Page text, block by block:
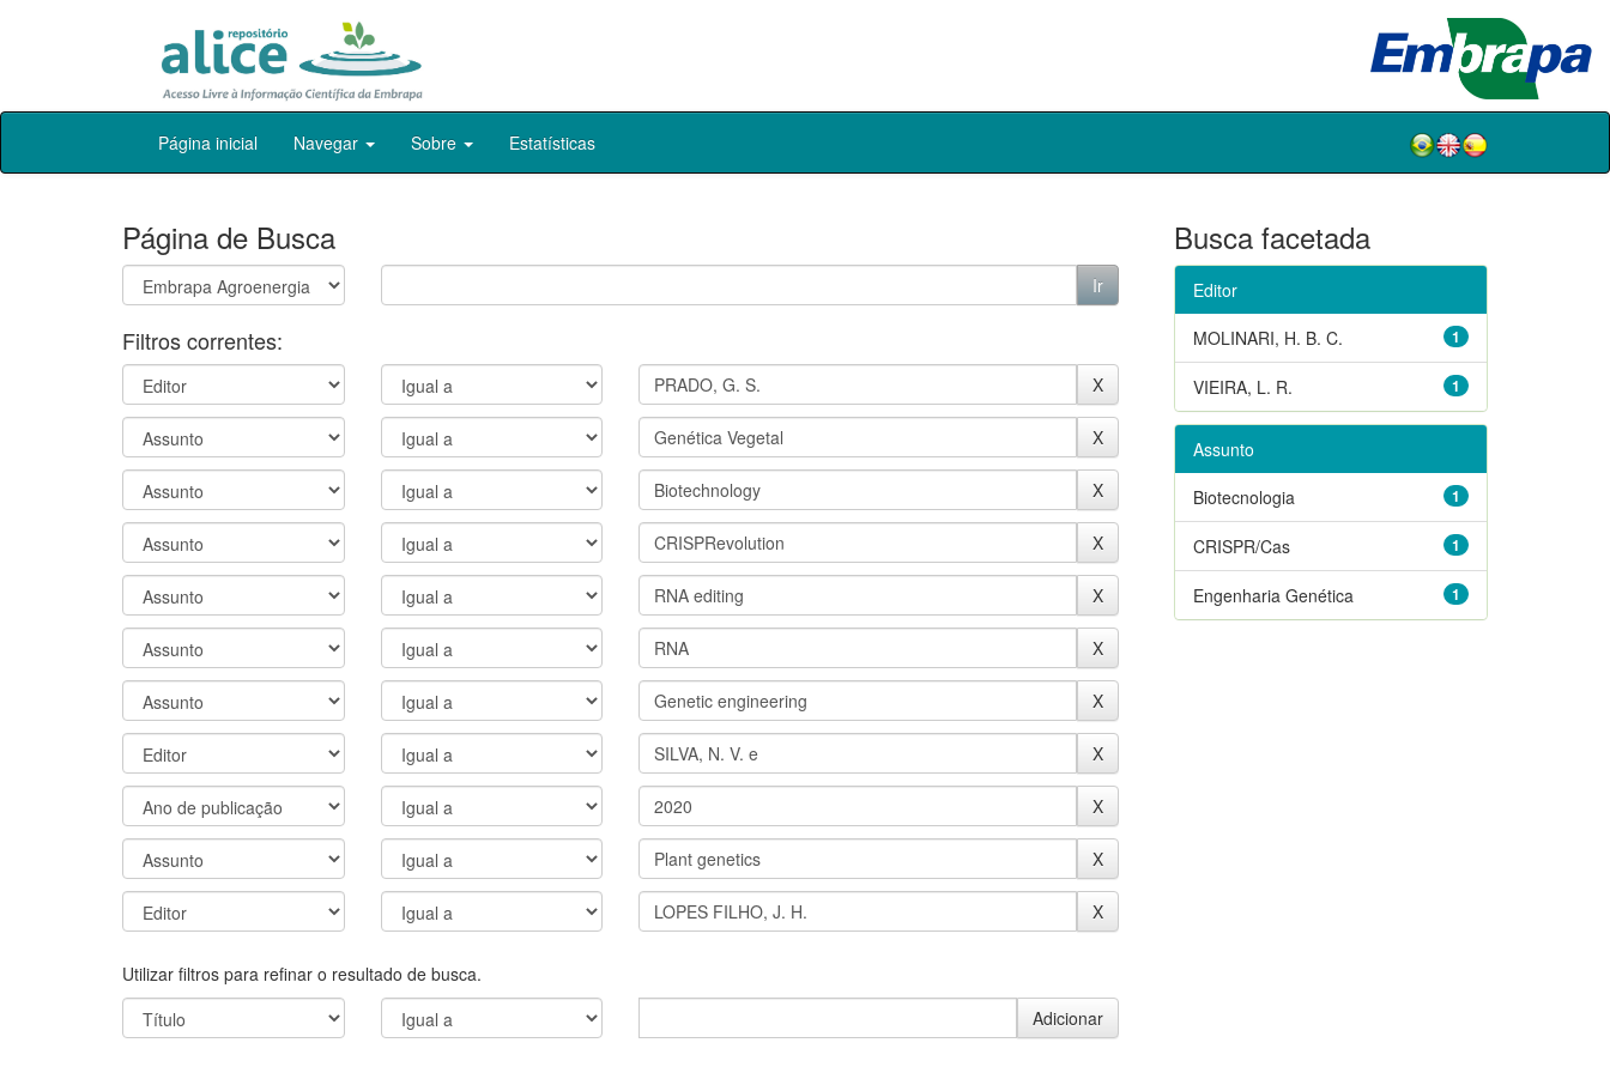
Skip
Página inicial Navegar Sobre Estatísticas
Página de Busca
Filtros correntes:
Utilizar filtros para refinar o resultado de busca.
Busca facetada
Editor
1
MOLINARI, H. B. C.
1
VIEIRA, L. R.
Assunto
1
Biotecnologia
1
CRISPR/Cas
1
Engenharia Genética